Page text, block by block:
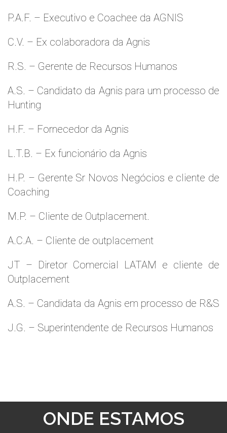
P.A.F. – Executivo e Coachee da AGNIS
C.V. – Ex colaboradora da Agnis
R.S. – Gerente de Recursos Humanos
A.S. – Candidato da Agnis para um processo de
Hunting
H.F. – Fornecedor da Agnis
L.T.B. – Ex funcionário da Agnis
H.P. – Gerente Sr Novos Negócios e cliente de
Coaching
M.P. – Cliente de Outplacement.
A.C.A. – Cliente de outplacement
JT – Diretor Comercial LATAM e cliente de
Outplacement
A.S. – Candidata da Agnis em processo de R&S
J.G. – Superintendente de Recursos Humanos
ONDE ESTAMOS